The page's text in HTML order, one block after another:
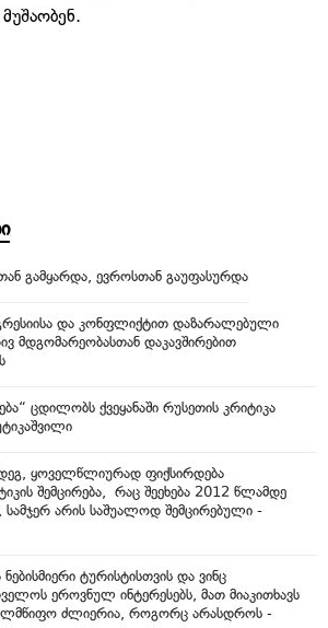
გამყარდა, ევროსთან გაუფასურდა
და კონფლიქტით დაზარალებული
მდგომარეობასთან დაკავშირებით
ცდილობს ქვეყანაში რუსეთის კრიტიკა
ყოველწლიურად ფიქსირდება
შემცირება, რაც შეეხება 2012 წლამდე
სამჯერ არის საშუალოდ შემცირებული -
ნებისმიერი ტურისტისთვის და ვინც
ეროვნულ ინტერესებს, მათ მიაკითხავს
ძლიერია, როგორც არასდროს -